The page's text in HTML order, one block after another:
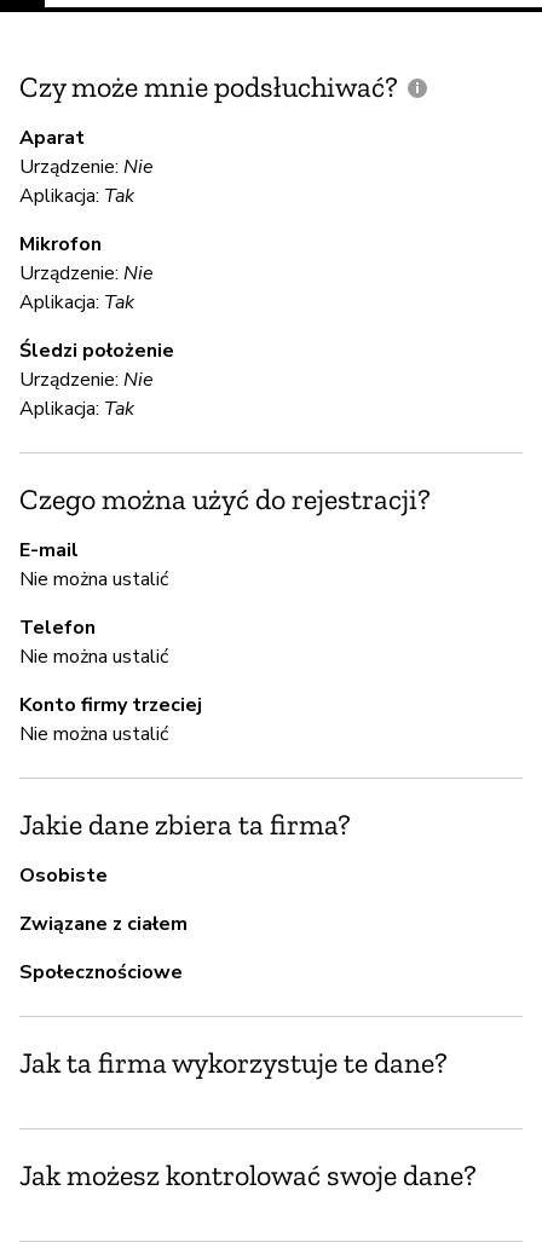
Czy może mnie podsłuchiwać?
Aparat
Urządzenie: Nie
Aplikacja: Tak
Mikrofon
Urządzenie: Nie
Aplikacja: Tak
Śledzi położenie
Urządzenie: Nie
Aplikacja: Tak
Czego można użyć do rejestracji?
E-mail
Nie można ustalić
Telefon
Nie można ustalić
Konto firmy trzeciej
Nie można ustalić
Jakie dane zbiera ta firma?
Osobiste
Związane z ciałem
Społecznościowe
Jak ta firma wykorzystuje te dane?
Jak możesz kontrolować swoje dane?